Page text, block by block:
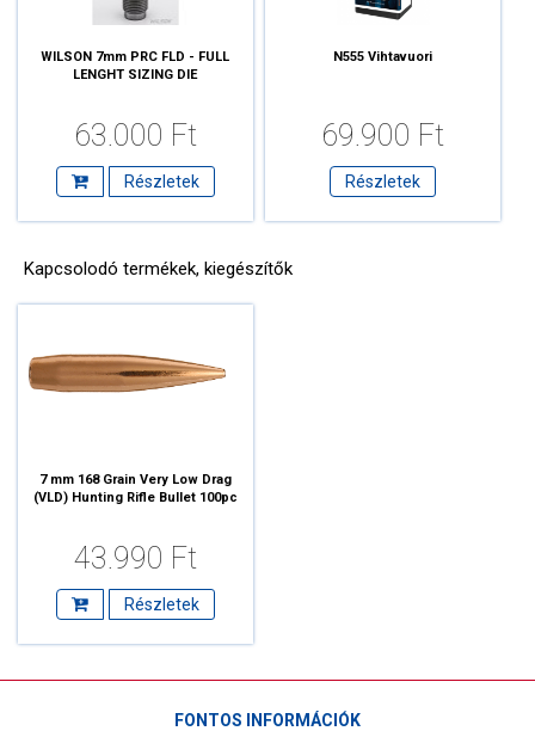
WILSON 7mm PRC FLD - FULL
LENGHT SIZING DIE
63.000 Ft
Részletek
N555 Vihtavuori
69.900 Ft
Részletek
Kapcsolodó termékek, kiegészítők
7 mm 168 Grain Very Low Drag
(VLD) Hunting Rifle Bullet 100pc
43.990 Ft
Részletek
FONTOS INFORMÁCIÓK